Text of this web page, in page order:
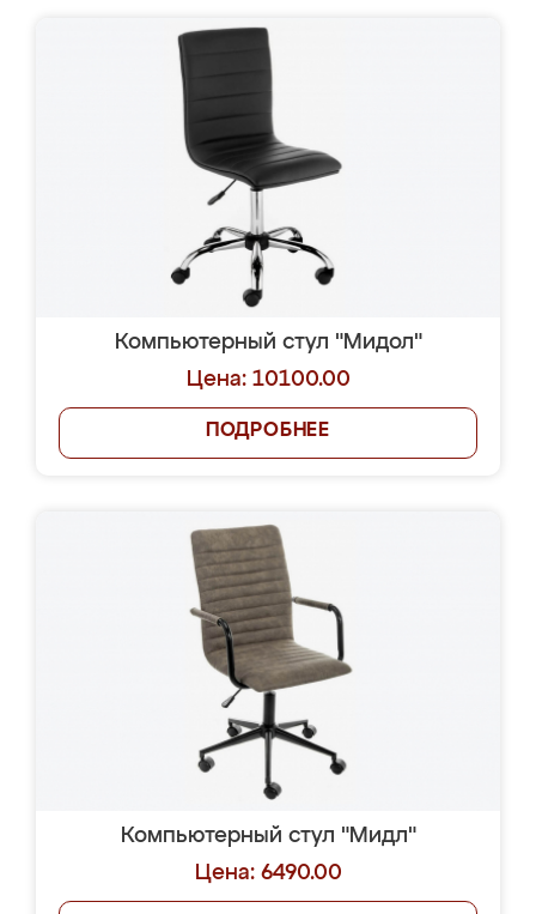
Компьютерный стул "Мидол"
Цена: 10100.00
ПОДРОБНЕЕ
Компьютерный стул "Мидл"
Цена: 6490.00